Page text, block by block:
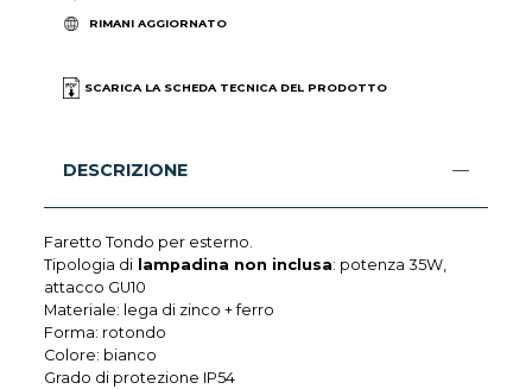
RIMANI AGGIORNATO
SCARICA LA SCHEDA TECNICA DEL PRODOTTO
DESCRIZIONE
Faretto Tondo per esterno.
Tipologia di lampadina non inclusa: potenza 35W,
attacco GU10
Materiale: lega di zinco + ferro
Forma: rotondo
Colore: bianco
Grado di protezione IP54